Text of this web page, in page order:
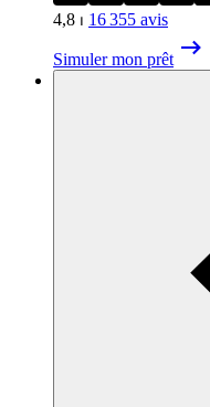
4,8 ⏐ 16 355 avis
Simuler mon prêt